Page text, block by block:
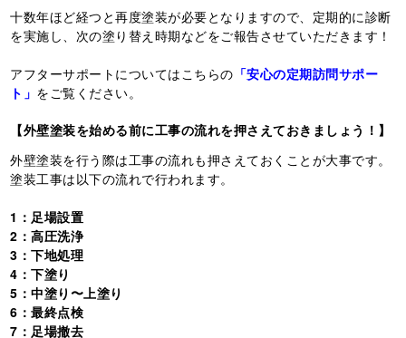
十数年ほど経つと再度塗装が必要となりますので、定期的に診断
を実施し、次の塗り替え時期などをご報告させていただきます！
アフターサポートについてはこちらの 「安心の定期訪問サポー
ト」 をご覧ください。
【外壁塗装を始める前に工事の流れを押さえておきましょう！】
外壁塗装を行う際は工事の流れも押さえておくことが大事です。
塗装工事は以下の流れで行われます。
1：足場設置
2：高圧洗浄
3：下地処理
4：下塗り
5：中塗り〜上塗り
6：最終点検
7：足場撤去